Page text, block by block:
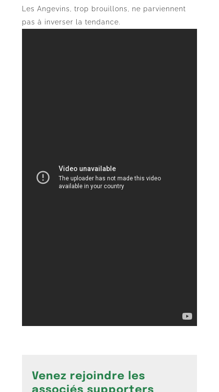
Les Angevins, trop brouillons, ne parviennent
pas à inverser la tendance.
Venez rejoindre les